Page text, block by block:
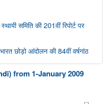
समिति की 201वीं रिपोर्ट पर
छोड़ो आंदोलन की 84वीं वर्षगांठ
from 1-January 2009